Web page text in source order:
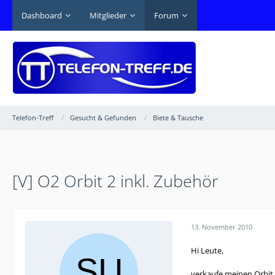
Dashboard Mitglieder Forum
Telefon-Treff Gesucht & Gefunden Biete & Tausche
[V] O2 Orbit 2 inkl. Zubehör
13. November 2010
Hi Leute,